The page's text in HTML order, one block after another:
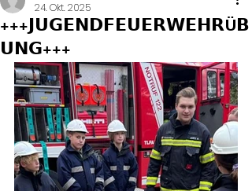
+++𝗝𝗨𝗚𝗘𝗡𝗗𝗙𝗘𝗨𝗘𝗥𝗪𝗘𝗛𝗥Ü𝗕
𝗨𝗡𝗚+++
24. Okt. 2025